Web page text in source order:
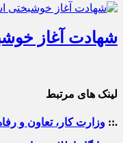
شهادت آغاز
لینک های مرتبط
.:: وزارت کار، تعاون و